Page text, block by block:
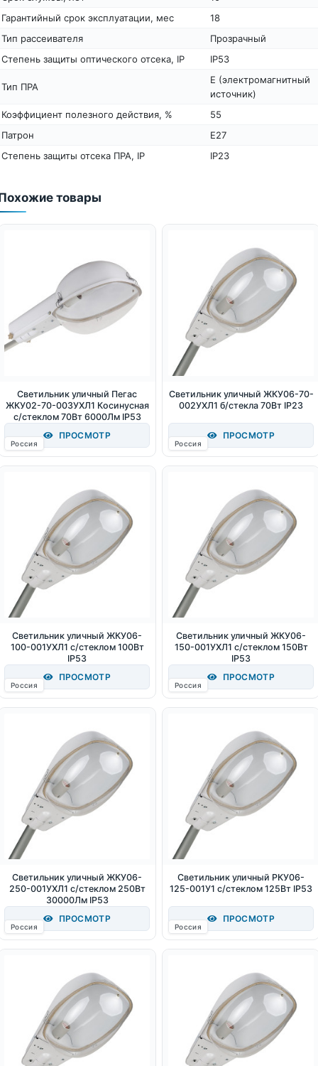
Гарантийный срок эксплуатации, мес
18
Тип рассеивателя
Прозрачный
Степень защиты оптического отсека, IP
IP53
Тип ПРА
E (электромагнитный
источник)
Коэффициент полезного действия, %
55
Патрон
Е27
Степень защиты отсека ПРА, IP
IP23
товары
Светильник уличный Пегас
ЖКУ02-70-003УХЛ1 Косинусная
с/стеклом 70Вт 6000Лм IP53
ПРОСМОТР
Россия
Светильник уличный ЖКУ06-70-
002УХЛ1 б/стекла 70Вт IP23
ПРОСМОТР
Россия
Светильник уличный ЖКУ06-
100-001УХЛ1 с/стеклом 100Вт
IP53
ПРОСМОТР
Россия
Светильник уличный ЖКУ06-
150-001УХЛ1 с/стеклом 150Вт
IP53
ПРОСМОТР
Россия
Светильник уличный ЖКУ06-
250-001УХЛ1 с/стеклом 250Вт
30000Лм IP53
ПРОСМОТР
Россия
Светильник уличный РКУ06-
125-001У1 с/стеклом 125Вт IP53
ПРОСМОТР
Россия